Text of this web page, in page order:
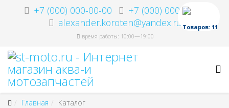
+7 (000) 000-00-00
+7 (000) 000-00-00
alexander.koroten@yandex.ru
время работы: 10:00—19:00
Товаров: 11
Главная Каталог